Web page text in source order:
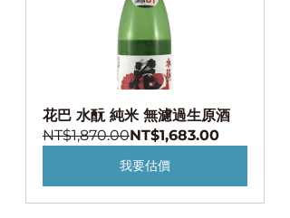
花巴 水酛 純米 無濾過生原酒
NT$1,870.00NT$1,683.00
我要估價